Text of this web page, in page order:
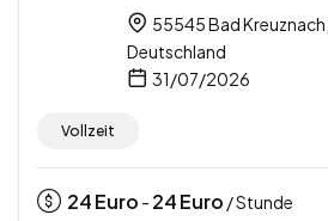
55545 Bad
Deutschland
31/07/2026
Vollzeit
24Euro - 24Euro / Stunde